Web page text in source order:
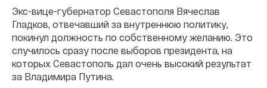
Экс-вице-губернатор Севастополя Вячеслав
Гладков, отвечавший за внутреннюю политику,
покинул должность по собственному желанию. Это
случилось сразу после выборов президента, на
которых Севастополь дал очень высокий результат
за Владимира Путина.